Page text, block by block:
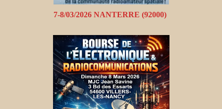
7-8/03/2026 NANTERRE (92000)